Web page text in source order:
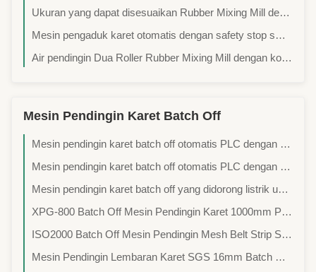
Ukuran yang dapat disesuaikan Rubber Mixing Mill dengan Automatic Grease Lubrication dan Hydraulic Thruster Brakes
Mesin pengaduk karet otomatis dengan safety stop switch, operasi yang stabil, dan rol besi cor dingin untuk penggunaan industri
Air pendingin Dua Roller Rubber Mixing Mill dengan kontrol PLC dan 30kg Kapasitas untuk Pabrik Karet
Mesin Pendingin Karet Batch Off
Mesin pendingin karet batch off otomatis PLC dengan ketinggian gantung 1000-1500m dan ketebalan lembaran karet 3-16mm
Mesin pendingin karet batch off otomatis PLC dengan ketinggian gantung 1000-2000m untuk ketebalan lembaran karet 3-16mm
Mesin pendingin karet batch off yang didorong listrik untuk ketebalan lembaran karet 16mm
XPG-800 Batch Off Mesin Pendingin Karet 1000mm PLC Rubber Sheet Batch Off Machine
ISO2000 Batch Off Mesin Pendingin Mesh Belt Strip Sheet Mesin Pendingin Karet
Mesin Pendingin Lembaran Karet SGS 16mm Batch Off Cooler Rubber Compound Film